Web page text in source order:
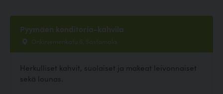
Pyymäen konditoria-kahvila
Onkiniemenkatu 6, Sastamala
Herkulliset kahvit, suolaiset ja makeat leivonnaiset
sekä lounas.